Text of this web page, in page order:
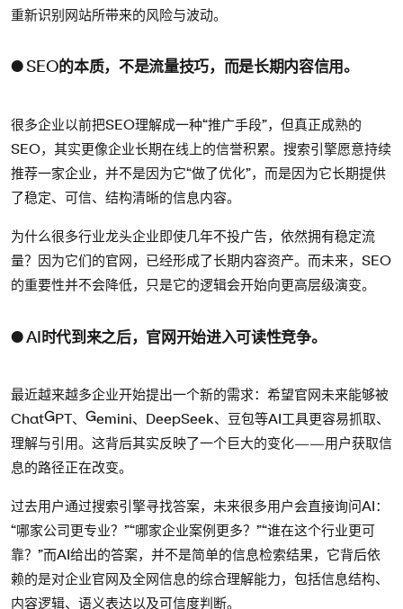
重新识别网站所带来的风险与波动。
● SEO的本质，不是流量技巧，而是长期内容信用。
很多企业以前把SEO理解成一种“推广手段”，但真正成熟的
SEO，其实更像企业长期在线上的信誉积累。搜索引擎愿意持续
推荐一家企业，并不是因为它“做了优化”，而是因为它长期提供
了稳定、可信、结构清晰的信息内容。
为什么很多行业龙头企业即使几年不投广告，依然拥有稳定流
量？因为它们的官网，已经形成了长期内容资产。而未来，SEO
的重要性并不会降低，只是它的逻辑会开始向更高层级演变。
● AI时代到来之后，官网开始进入可读性竞争。
最近越来越多企业开始提出一个新的需求：希望官网未来能够被
ChatGPT、Gemini、DeepSeek、豆包等AI工具更容易抓取、
理解与引用。这背后其实反映了一个巨大的变化——用户获取信
息的路径正在改变。
过去用户通过搜索引擎寻找答案，未来很多用户会直接询问AI：
“哪家公司更专业？”“哪家企业案例更多？”“谁在这个行业更可
靠？”而AI给出的答案，并不是简单的信息检索结果，它背后依
赖的是对企业官网及全网信息的综合理解能力，包括信息结构、
内容逻辑、语义表达以及可信度判断。